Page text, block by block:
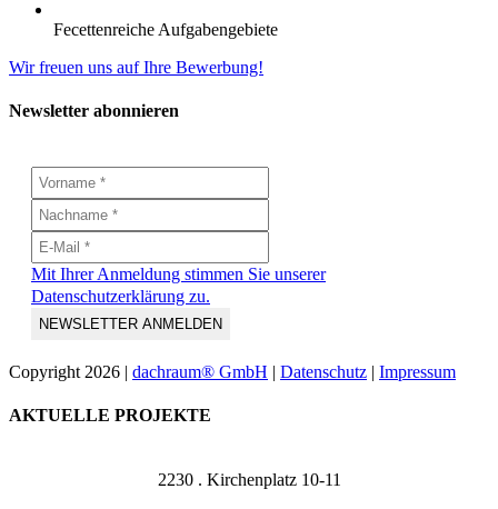
Fecettenreiche Aufgabengebiete
Wir freuen uns auf Ihre Bewerbung!
Newsletter abonnieren
Mit Ihrer Anmeldung stimmen Sie unserer
Datenschutzerklärung zu.
Copyright 2026 | dachraum® GmbH | Datenschutz | Impressum
Toggle
AKTUELLE PROJEKTE
2230 . Kirchenplatz 10-11